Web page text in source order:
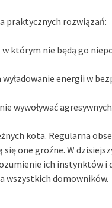
praktycznych rozwiązań:
którym nie będą go
energii w
wywoływać
kota. Regularna
one groźne. W
ich instynktów i
wszystkich domowników.